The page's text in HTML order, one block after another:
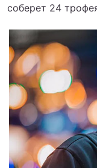
соберет 24